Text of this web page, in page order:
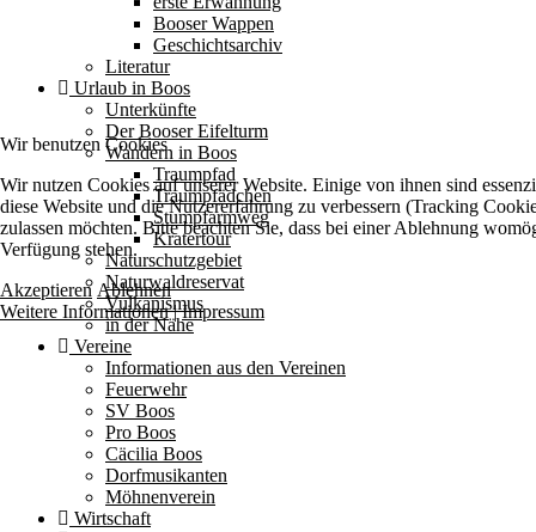
Booser Wappen
Geschichtsarchiv
Literatur
Urlaub in Boos
Unterkünfte
Der Booser Eifelturm
Wandern in Boos
Traumpfad
Traumpfädchen
Stumpfarmweg
Kratertour
Naturschutzgebiet
Naturwaldreservat
Vulkanismus
in der Nähe
Vereine
Informationen aus den Vereinen
Feuerwehr
SV Boos
Pro Boos
Cäcilia Boos
Dorfmusikanten
Möhnenverein
Wirtschaft
Wir benutzen Cookies
Wir nutzen Cookies auf unserer Website. Einige von ihnen sind
diese Website und die Nutzererfahrung zu verbessern (Tracking
zulassen möchten. Bitte beachten Sie, dass bei einer Ablehnung
Verfügung stehen.
Akzeptieren Ablehnen
Weitere Informationen|Impressum